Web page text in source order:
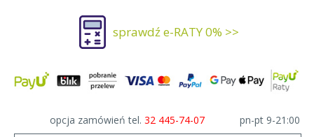
sprawdź e-RATY 0% >>
opcja zamówień tel. 32 445-74-07 pn-pt 9-21:00